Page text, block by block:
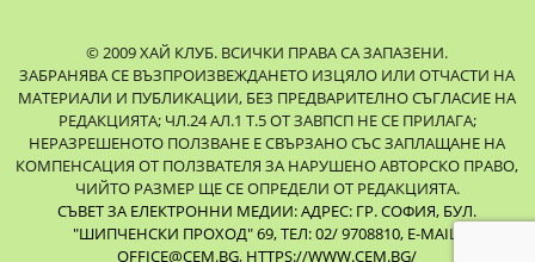
© 2009 ХАЙ КЛУБ. ВСИЧКИ ПРАВА СА ЗАПАЗЕНИ.
ЗАБРАНЯВА СЕ ВЪЗПРОИЗВЕЖДАНЕТО ИЗЦЯЛО ИЛИ ОТЧАСТИ НА
МАТЕРИАЛИ И ПУБЛИКАЦИИ, БЕЗ ПРЕДВАРИТЕЛНО СЪГЛАСИЕ НА
РЕДАКЦИЯТА; ЧЛ.24 АЛ.1 Т.5 ОТ ЗАВПСП НЕ СЕ ПРИЛАГА;
НЕРАЗРЕШЕНОТО ПОЛЗВАНЕ Е СВЪРЗАНО СЪС ЗАПЛАЩАНЕ НА
КОМПЕНСАЦИЯ ОТ ПОЛЗВАТЕЛЯ ЗА НАРУШЕНО АВТОРСКО ПРАВО,
ЧИЙТО РАЗМЕР ЩЕ СЕ ОПРЕДЕЛИ ОТ РЕДАКЦИЯТА.
СЪВЕТ ЗА ЕЛЕКТРОННИ МЕДИИ: АДРЕС: ГР. СОФИЯ, БУЛ.
"ШИПЧЕНСКИ ПРОХОД" 69, ТЕЛ: 02/ 9708810, E-MAIL:
OFFICE@CEM.BG, HTTPS://WWW.CEM.BG/